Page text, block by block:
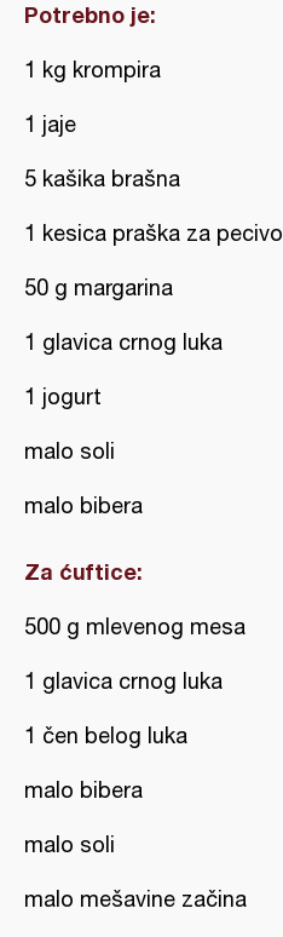
Potrebno je:
1 kg krompira
1 jaje
5 kašika brašna
1 kesica praška za pecivo
50 g margarina
1 glavica crnog luka
1 jogurt
malo soli
malo bibera
Za ćuftice:
500 g mlevenog mesa
1 glavica crnog luka
1 čen belog luka
malo bibera
malo soli
malo mešavine začina